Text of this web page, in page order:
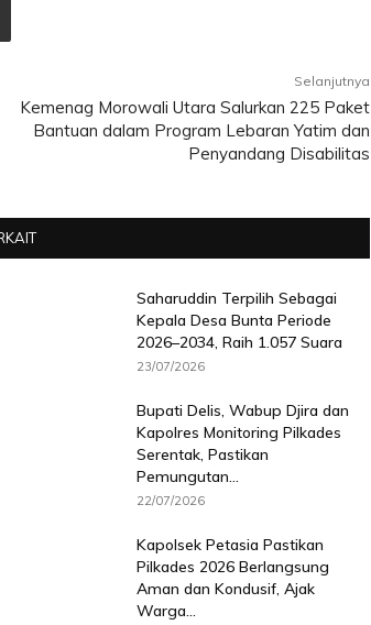
Selanjutnya
Kemenag Morowali Utara Salurkan 225 Paket
Bantuan dalam Program Lebaran Yatim dan
Penyandang Disabilitas
Saharuddin Terpilih Sebagai
Kepala Desa Bunta Periode
2026–2034, Raih 1.057 Suara
23/07/2026
Bupati Delis, Wabup Djira dan
Kapolres Monitoring Pilkades
Serentak, Pastikan
Pemungutan...
22/07/2026
Kapolsek Petasia Pastikan
Pilkades 2026 Berlangsung
Aman dan Kondusif, Ajak
Warga...